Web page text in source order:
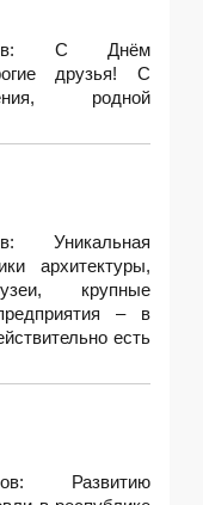
С Днём
друзья! С
родной
Уникальная
архитектуры,
крупные
– в
есть
Развитию